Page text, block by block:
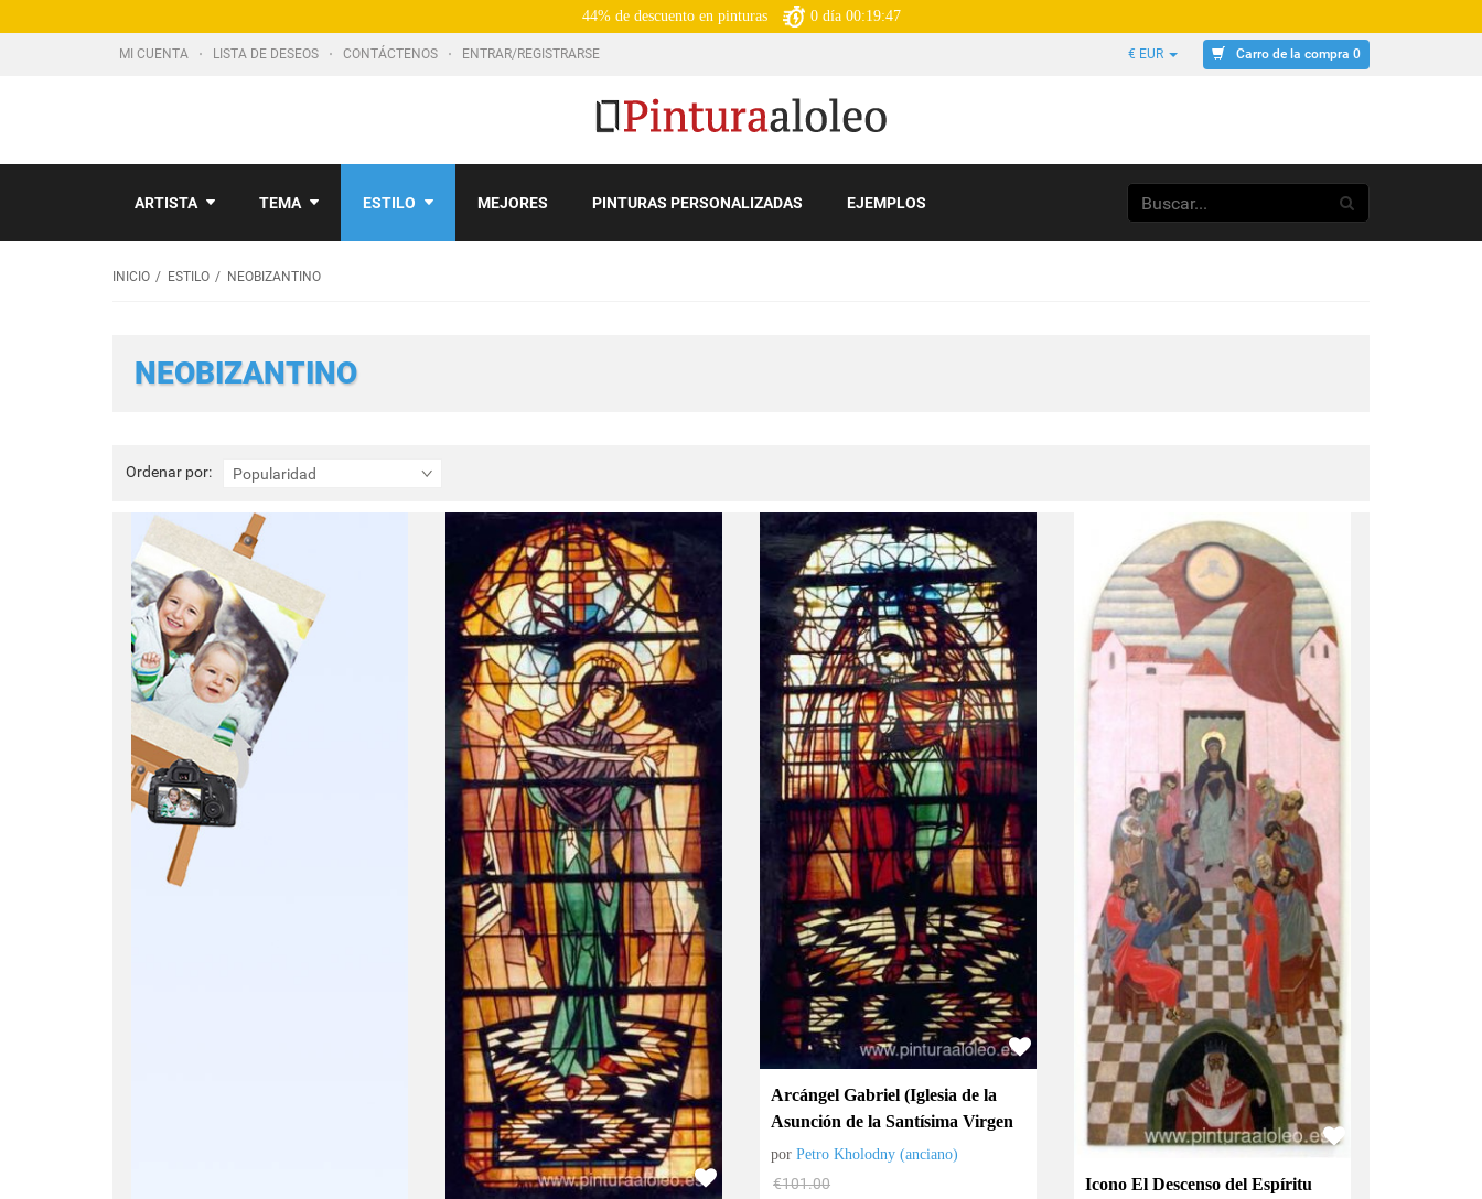
44% de descuento en pinturas 0 día 00:19:45
MI CUENTA LISTA DE DESEOS CONTÁCTENOS ENTRAR/REGISTRARSE € EUR Carro de la compra 0
ARTISTA TEMA ESTILO MEJORES PINTURAS PERSONALIZADAS EJEMPLOS
INICIO ESTILO NEOBIZANTINO
NEOBIZANTINO
Ordenar por: Popularidad
Ordenar
por:
Arcángel Gabriel (Iglesia de la
Asunción de la Santísima Virgen
porPetro Kholodny (anciano)
€101.00
Icono El Descenso del Espíritu